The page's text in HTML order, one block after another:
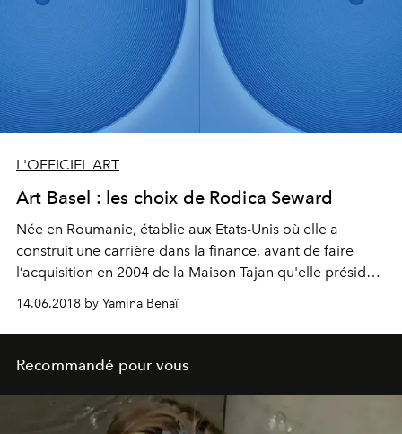
L'OFFICIEL ART
Art Basel : les choix de Rodica Seward
Née en Roumanie, établie aux Etats-Unis où elle a
construit une carrière dans la finance, avant de faire
l’acquisition en 2004 de la Maison Tajan qu'elle préside,
de son regard sur la scène artistique, et sa
détermination à soutenir les artistes et les institutions.
Collectionneuse d’art moderne et d’art contemporain,
mais également de design, elle arpente régulièrement
les foires de par le monde. En avril dernier, elle recevait
la Légion d’honneur. Pour L’Officiel Art, elle livre ses
14.06.2018 by Yamina Benaï
Recommandé pour vous